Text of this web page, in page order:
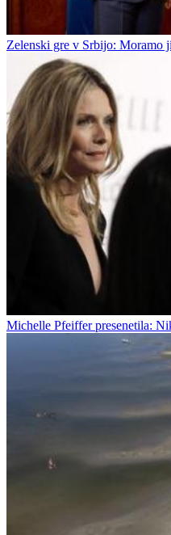
Zelenski gre v Srbijo: Moramo
Michelle Pfeiffer presenetila: